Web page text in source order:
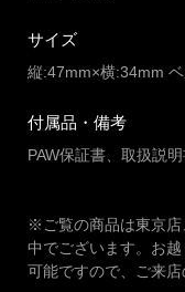
サイズ
縦:47mm×横:34mm
付属品・備考
PAW保証書、取扱説
※ご覧の商品は東京店
中でございます。お
可能ですので、ご来店